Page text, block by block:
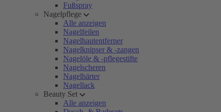
Fußspray
Nagelpflege
Alle anzeigen
Nagelfeilen
Nagelhautentferner
Nagelknipser & -zangen
Nagelöle & -pflegestifte
Nagelscheren
Nagelhärter
Nagellack
Beauty Set
Alle anzeigen